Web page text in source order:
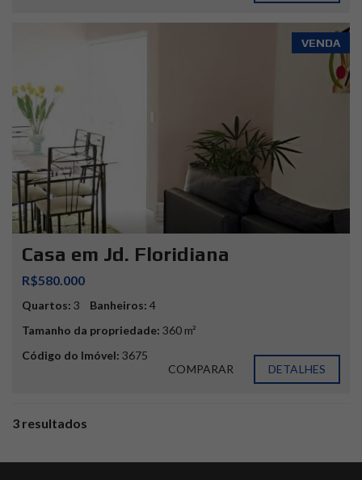
VENDA
Casa em Jd. Floridiana
R$580.000
Quartos: 3 Banheiros: 4
Tamanho da propriedade: 360 m²
Código do Imóvel: 3675
COMPARAR
DETALHES
3 resultados